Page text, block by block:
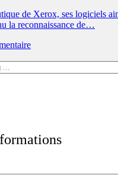
de Xerox, ses logiciels
la reconnaissance de…